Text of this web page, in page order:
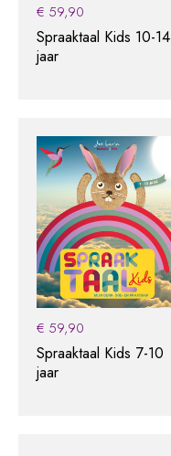
€ 59,90
Spraaktaal Kids 10-14
jaar
€ 59,90
Spraaktaal Kids 7-10
jaar